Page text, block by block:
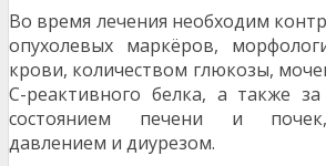
Во время лечения необходим
опухолевых маркёров,
крови, количеством глюкозы,
С-реактивного белка, а также
состоянием печени и
давлением и диурезом.